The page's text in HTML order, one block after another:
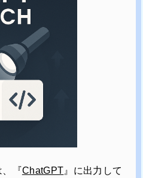
、『ChatGPT 』に出力して